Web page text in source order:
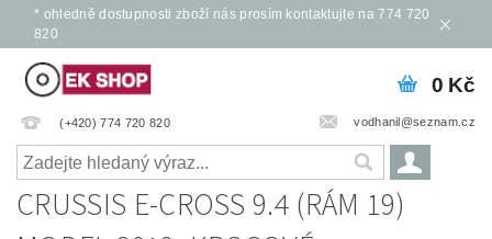
* ohledně dostupnosti zboží nás prosím kontaktujte na 774 720
820
(+420) 774 720 820 vodhanil@seznam.cz
0 Kč
CRUSSIS E-CROSS 9.4 (RÁM 19)